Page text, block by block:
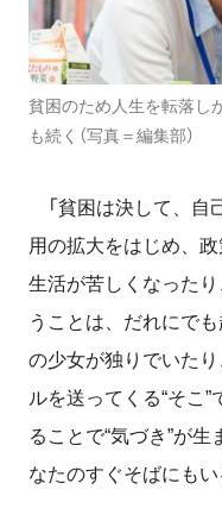
貧困のため人生を転落し
も続く（写真＝編集部）
「貧困は決して、自
用の拡大をはじめ、
生活が苦しくなった
うことは、だれにで
の少女が独りでいたり
ルを送ってくる“そこ
ることで“気づき”が
なたのすぐそばにもい